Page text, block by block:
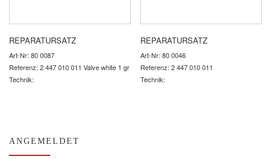
REPARATURSATZ
Art-Nr: 80 0087
Referenz: 2 447 010 011 Valve white 1 gr
Technik:
REPARATURSATZ
Art-Nr: 80 0046
Referenz: 2 447 010 011
Technik:
ANGEMELDET